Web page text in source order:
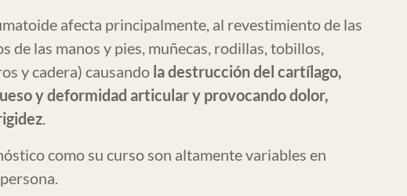
afecta principalmente, al revestimiento de las
de las manos y pies, muñecas, rodillas, tobillos,
y cadera) causando la destrucción del cartílago,
y deformidad articular y provocando dolor,
.
como su curso son altamente variables en